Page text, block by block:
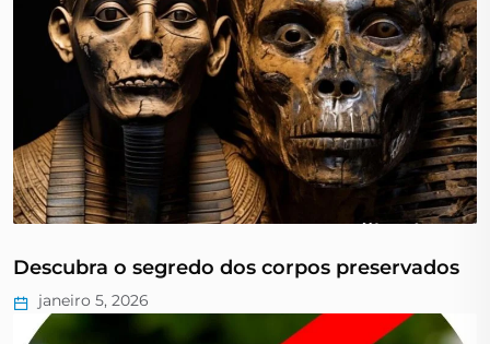
Descubra o segredo dos corpos preservados
janeiro 5, 2026